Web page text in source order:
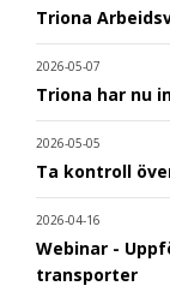
Triona
2026-05-07
Triona har nu
2026-05-05
Ta kontroll
2026-04-16
Webinar -
transporter